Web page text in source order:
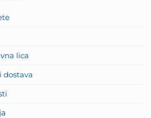
lica
dostava